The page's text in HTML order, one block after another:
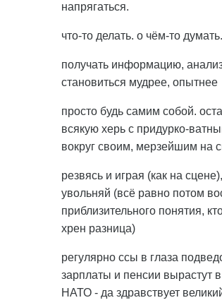
напрягаться.
что-то делать. о чём-то
получать информацию,
становиться мудрее, опытнее
просто будь самим собой.
всякую херь с придурко-
вокруг своим, мерзейшим на
резвясь и играя (как на
увольняй (всё равно потом
приблизительного понятия,
хрен разница)
регулярно ссы в глаза
зарплаты и пенсии вырастут
НАТО - да здравствует